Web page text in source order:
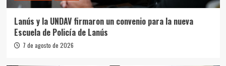
Lanús y la UNDAV firmaron un convenio para la nueva
Escuela de Policía de Lanús
7 de agosto de 2026